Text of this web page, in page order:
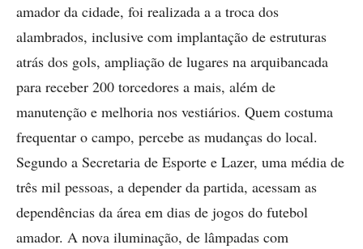
amador da cidade, foi realizada a a troca dos
alambrados, inclusive com implantação de estruturas
atrás dos gols, ampliação de lugares na arquibancada
para receber 200 torcedores a mais, além de
manutenção e melhoria nos vestiários. Quem costuma
frequentar o campo, percebe as mudanças do local.
Segundo a Secretaria de Esporte e Lazer, uma média de
três mil pessoas, a depender da partida, acessam as
dependências da área em dias de jogos do futebol
amador. A nova iluminação, de lâmpadas com